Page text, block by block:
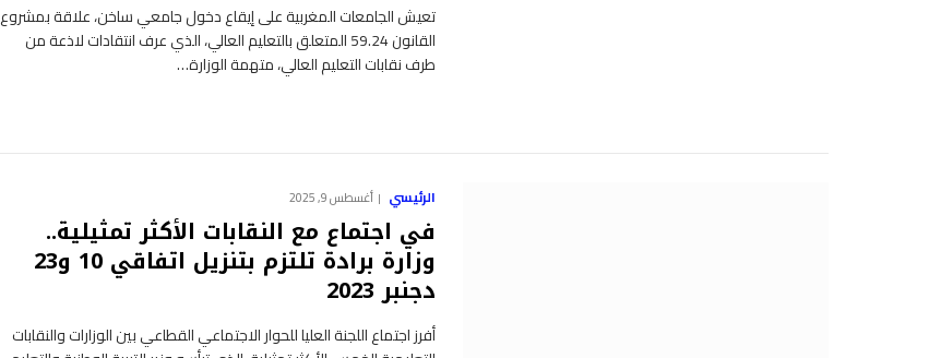
تعيش الجامعات المغربية على إيقاع دخول جامعي ساخن، علاقة بمشروع
القانون 59.24 المتعلق بالتعليم العالي، الذي عرف انتقادات لاذعة من
طرف نقابات التعليم العالي، متهمة الوزارة…
الرئيسي أغسطس 9, 2025
في اجتماع مع النقابات الأكثر تمثيلية..
وزارة برادة تلتزم بتنزيل اتفاقي 10 و23
دجنبر 2023
أفرز اجتماع اللجنة العليا للحوار الاجتماعي القطاعي بين الوزارات والنقابات